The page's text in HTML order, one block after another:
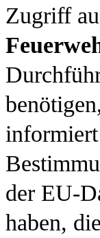
Zugriff
informiert
der EU-
haben,